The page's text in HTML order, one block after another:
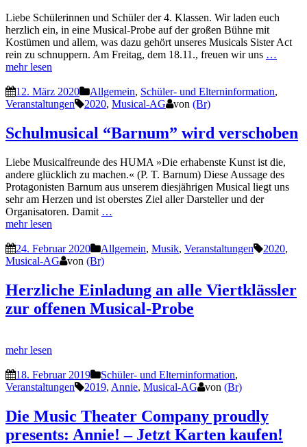
Liebe Schülerinnen und Schüler der 4. Klassen. Wir laden euch
herzlich ein, in eine Musical-Probe auf der großen Bühne mit
Kostümen und allem, was dazu gehört unseres Musicals Sister Act
rein zu schnuppern. Am Freitag, dem 18.11., freuen wir uns …
mehr lesen
12. März 2020 Allgemein, Schüler- und Elterninformation,
Veranstaltungen
2020, Musical-AG von (Br)
Schulmusical “Barnum” wird verschoben
Liebe Musicalfreunde des HUMA »Die erhabenste Kunst ist die,
andere glücklich zu machen.« (P. T. Barnum) Diese Aussage des
Protagonisten Barnum aus unserem diesjährigen Musical liegt uns
sehr am Herzen und ist oberstes Ziel aller Darsteller und der
Organisatoren. Damit …
mehr lesen
24. Februar 2020 Allgemein, Musik, Veranstaltungen 2020,
Musical-AG
von (Br)
Herzliche Einladung an alle Viertklässler
zur offenen Musical-Probe
mehr lesen
18. Februar 2019 Schüler- und Elterninformation,
Veranstaltungen
2019, Annie, Musical-AG von (Br)
Die Music Theater Company proudly
presents: Annie! – Jetzt Karten kaufen!